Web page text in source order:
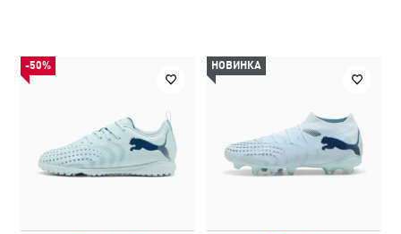
-50% НОВИНКА